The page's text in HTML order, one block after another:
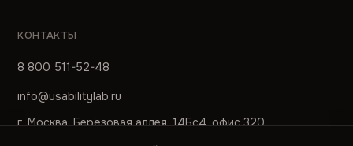
КОНТАКТЫ
8 800 511-52-48
info@usabilitylab.ru
г. Москва, Берёзовая аллея, 14Бс4, офис 320